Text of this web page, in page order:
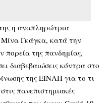
η αναπληρώτρια
Μίνα Γκάγκα, κατά την
πορεία της πανδημίας,
διαβεβαιώσεις κόντρα στο
της ΕΙΝΑΠ για το τι
πανεπιστημιακές